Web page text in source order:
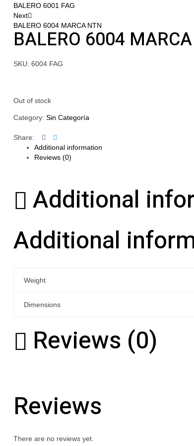
BALERO 6001 FAG
Next
BALERO 6004 MARCA NTN
BALERO 6004
SKU: 6004 FAG
Out of stock
Category: Sin Categoría
Share: Facebook
Additional information
Reviews (0)
Additional
Additional
Weight
Dimensions
Reviews (0)
Reviews
There are no reviews yet.